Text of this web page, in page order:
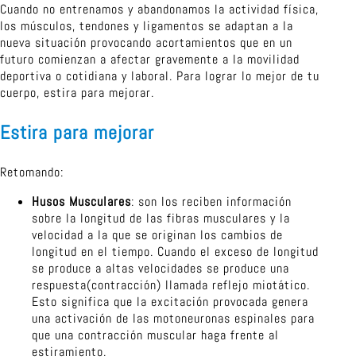
Cuando no entrenamos y abandonamos la actividad física,
los músculos, tendones y ligamentos se adaptan a la
nueva situación provocando acortamientos que en un
futuro comienzan a afectar gravemente a la movilidad
deportiva o cotidiana y laboral. Para lograr lo mejor de tu
cuerpo, estira para mejorar.
Estira para mejorar
Retomando:
Husos Musculares: son los reciben información
sobre la longitud de las fibras musculares y la
velocidad a la que se originan los cambios de
longitud en el tiempo. Cuando el exceso de longitud
se produce a altas velocidades se produce una
respuesta(contracción) llamada reflejo miotático.
Esto significa que la excitación provocada genera
una activación de las motoneuronas espinales para
que una contracción muscular haga frente al
estiramiento.